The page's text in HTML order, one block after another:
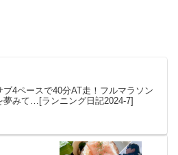
ブ4ペースで40分AT走！フルマラソン
夢みて…[ランニング日記2024-7]